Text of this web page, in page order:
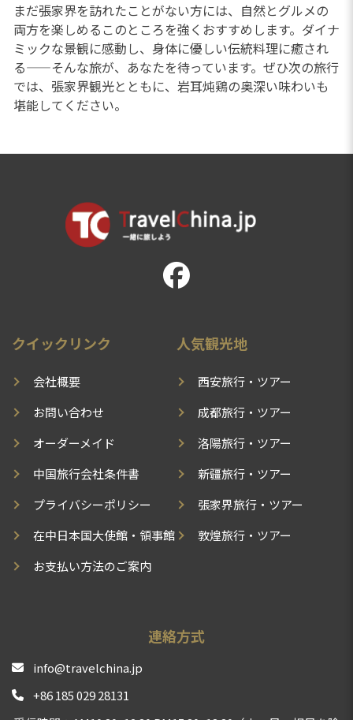
まだ張家界を訪れたことがない方には、自然とグルメの
両方を楽しめるこのところを強くおすすめします。ダイナ
ミックな景観に感動し、身体に優しい伝統料理に癒され
る——そんな旅が、あなたを待っています。ぜひ次の旅行
では、張家界観光とともに、岩耳炖鶏の奥深い味わいも
堪能してください。
クイックリンク
会社概要
お問い合わせ
オーダーメイド
中国旅行会社条件書
プライバシーポリシー
在中日本国大使館・領事館
お支払い方法のご案内
人気観光地
西安旅行・ツアー
成都旅行・ツアー
洛陽旅行・ツアー
新疆旅行・ツアー
張家界旅行・ツアー
敦煌旅行・ツアー
連絡方式
info@travelchina.jp
+86 185 029 28131